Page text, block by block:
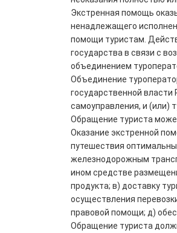
Экстренная помощь
ненадлежащего
помощи туристам.
государства в связи с
объединением
Объединение
государственной власти
самоуправления, и (или)
Обращение туриста
Оказание экстренной
путешествия
железнодорожным
ином средстве
продукта; в) доставку
осуществления
правовой помощи; д)
Обращение туриста